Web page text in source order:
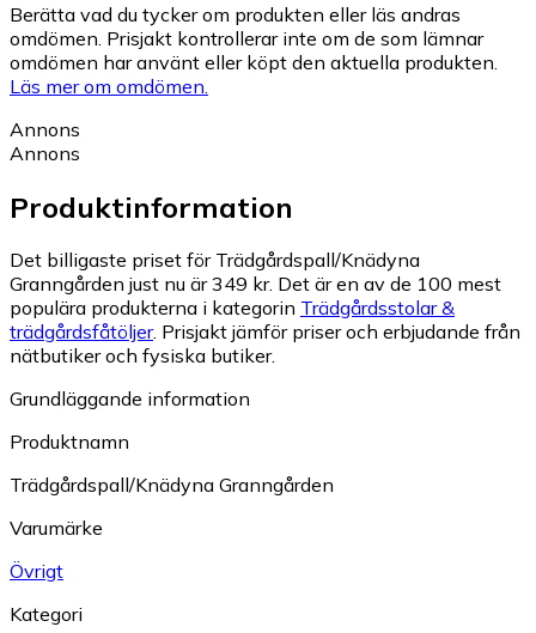
Berätta vad du tycker om produkten eller läs andras
omdömen. Prisjakt kontrollerar inte om de som lämnar
omdömen har använt eller köpt den aktuella produkten.
Läs mer om omdömen.
Annons
Annons
Produktinformation
Det billigaste priset för Trädgårdspall/Knädyna
Granngården just nu är 349 kr. Det är en av de 100 mest
populära produkterna i kategorin Trädgårdsstolar &
trädgårdsfåtöljer. Prisjakt jämför priser och erbjudande från
nätbutiker och fysiska butiker.
Grundläggande information
Produktnamn
Trädgårdspall/Knädyna Granngården
Varumärke
Övrigt
Kategori